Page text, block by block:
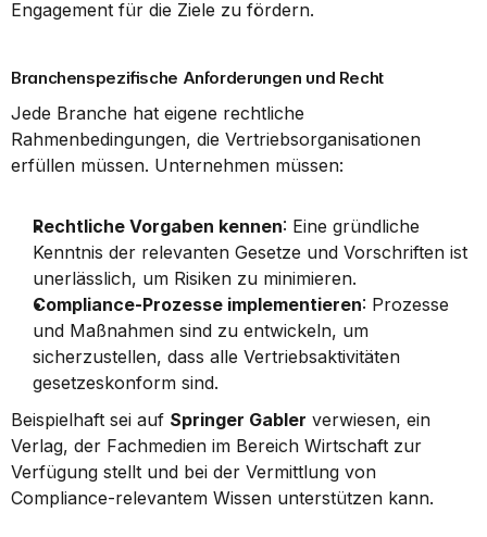
Engagement für die Ziele zu fördern.
Branchenspezifische Anforderungen und Recht
Jede Branche hat eigene rechtliche
Rahmenbedingungen, die Vertriebsorganisationen
erfüllen müssen. Unternehmen müssen:
Rechtliche Vorgaben kennen: Eine gründliche
Kenntnis der relevanten Gesetze und Vorschriften ist
unerlässlich, um Risiken zu minimieren.
Compliance-Prozesse implementieren: Prozesse
und Maßnahmen sind zu entwickeln, um
sicherzustellen, dass alle Vertriebsaktivitäten
gesetzeskonform sind.
Beispielhaft sei auf Springer Gabler verwiesen, ein
Verlag, der Fachmedien im Bereich Wirtschaft zur
Verfügung stellt und bei der Vermittlung von
Compliance-relevantem Wissen unterstützen kann.